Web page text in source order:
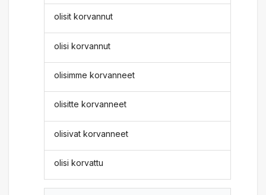
olisit korvannut
olisi korvannut
olisimme korvanneet
olisitte korvanneet
olisivat korvanneet
olisi korvattu